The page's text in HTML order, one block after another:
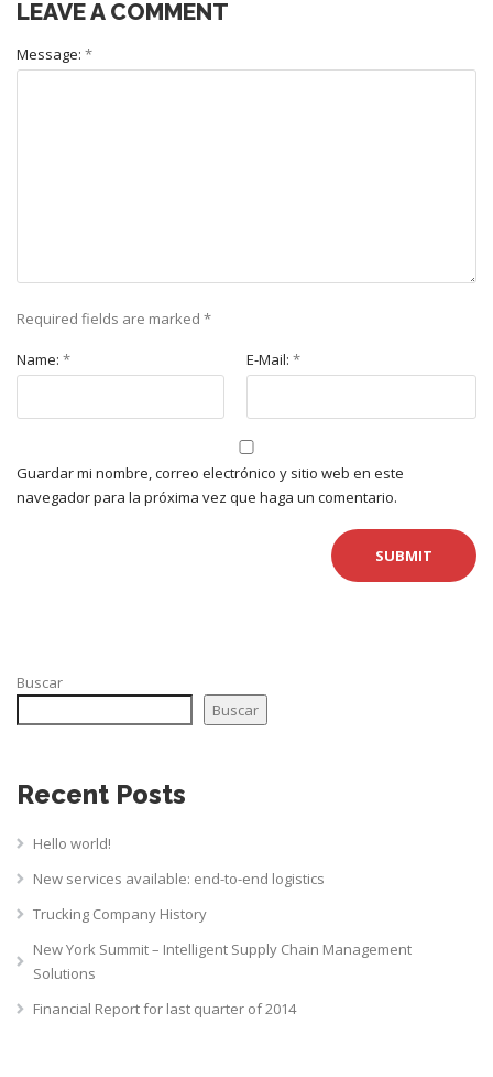
LEAVE A COMMENT
Message: *
Required fields are marked *
Name: * E-Mail: *
Guardar mi nombre, correo electrónico y sitio web en este
navegador para la próxima vez que haga un comentario.
Buscar
Buscar
Recent Posts
Hello world!
New services available: end-to-end logistics
Trucking Company History
New York Summit – Intelligent Supply Chain Management
Solutions
Financial Report for last quarter of 2014